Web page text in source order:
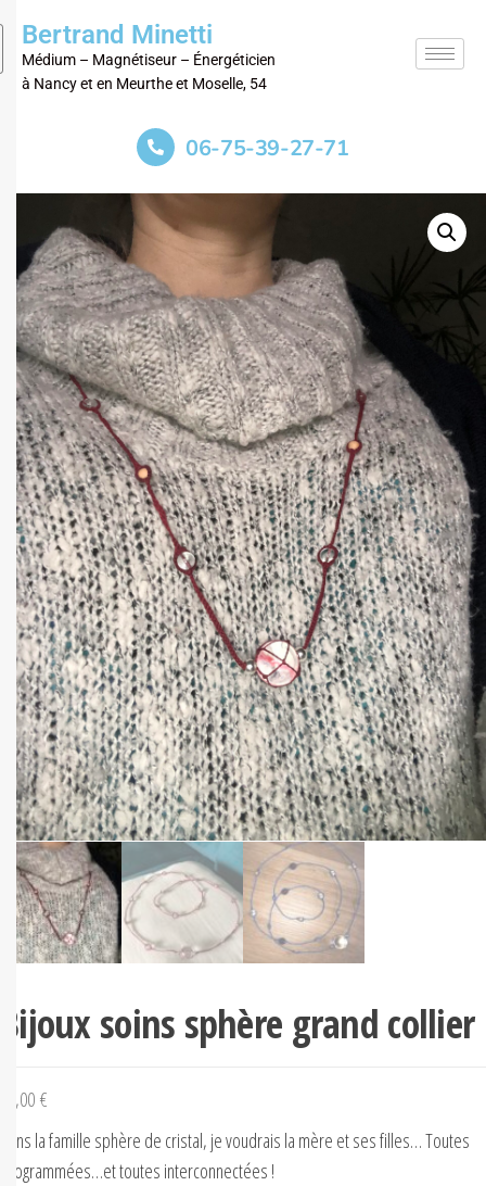
Bertrand Minetti
Médium – Magnétiseur – Énergéticien
à Nancy et en Meurthe et Moselle, 54
06-75-39-27-71
Bijoux soins sphère grand collier
55,00 €
Dans la famille sphère de cristal, je voudrais la mère et ses filles… Toutes
programmées…et toutes interconnectées !